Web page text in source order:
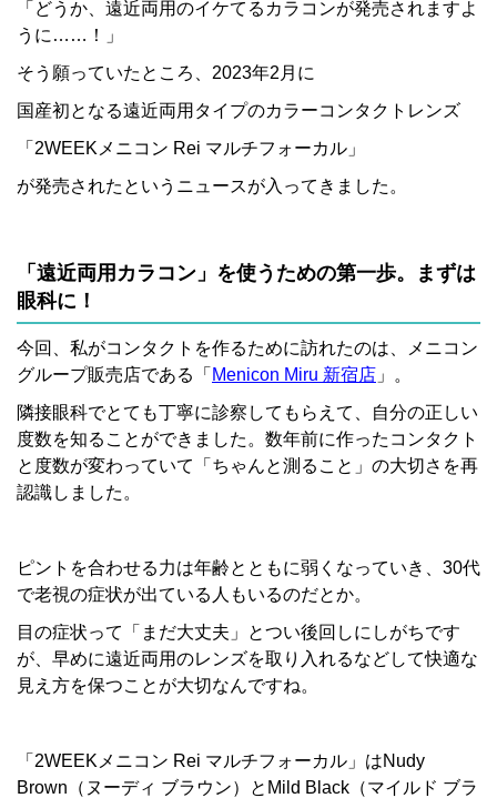
「どうか、遠近両用のイケてるカラコンが発売されますよ
うに……！」
そう願っていたところ、2023年2月に
国産初となる遠近両用タイプのカラーコンタクトレンズ
「2WEEKメニコン Rei マルチフォーカル」
が発売されたというニュースが入ってきました。
「遠近両用カラコン」を使うための第一歩。まずは
眼科に！
今回、私がコンタクトを作るために訪れたのは、メニコン
グループ販売店である「 Menicon Miru 新宿店 」。
隣接眼科でとても丁寧に診察してもらえて、自分の正しい
度数を知ることができました。数年前に作ったコンタクト
と度数が変わっていて「ちゃんと測ること」の大切さを再
認識しました。
ピントを合わせる力は年齢とともに弱くなっていき、30代
で老視の症状が出ている人もいるのだとか。
目の症状って「まだ大丈夫」とつい後回しにしがちです
が、早めに遠近両用のレンズを取り入れるなどして快適な
見え方を保つことが大切なんですね。
「2WEEKメニコン Rei マルチフォーカル」はNudy
Brown（ヌーディ ブラウン）とMild Black（マイルド ブラ